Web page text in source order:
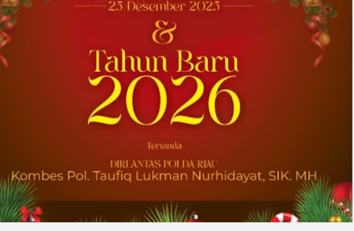
DOWNERS GROVE, Illinois, Aug. 04, 2026 ...
2026-08-01 00:27:35| Source:
Univar Solutions Mengapresiasi Mitra
Awards Tahunan
DOWNERS GROVE, Illinois, Aug. 01, 2026
(GLOBE NEWSWIRE) -- Univar Solutions LLC
(“Univar Solutions” atau “Perusahaan”),
penyedia solusi global terkemuka bagi